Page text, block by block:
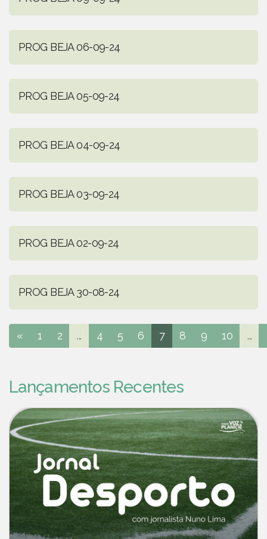
PROG BEJA 06-09-24
PROG BEJA 05-09-24
PROG BEJA 04-09-24
PROG BEJA 03-09-24
PROG BEJA 02-09-24
PROG BEJA 30-08-24
« 1 2 ... 4 5 6 7 8 9 10 ...
Lançamentos Recentes